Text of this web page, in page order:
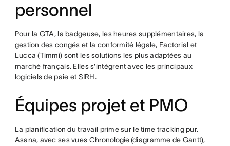
personnel
Pour la GTA, la badgeuse, les heures supplémentaires, la
gestion des congés et la conformité légale, Factorial et
Lucca (Timmi) sont les solutions les plus adaptées au
marché français. Elles s'intègrent avec les principaux
logiciels de paie et SIRH.
Équipes projet et PMO
La planification du travail prime sur le time tracking pur.
Asana, avec ses vues Chronologie(diagramme de Gantt),